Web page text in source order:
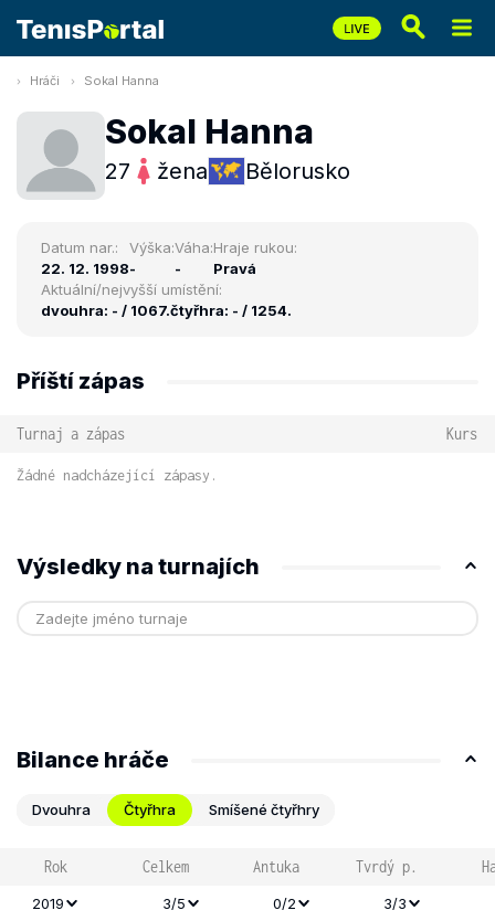
Hráči Sokal Hanna
Sokal Hanna
27 žena Bělorusko
Datum nar.:
22. 12. 1998
Výška:
-
Váha:
-
Hraje rukou:
Pravá
Aktuální/nejvyšší umístění:
dvouhra: - / 1067.čtyřhra: - / 1254.
Příští zápas
Turnaj a zápas Kurs
Žádné nadcházející zápasy.
Výsledky na turnajích
Bilance hráče
Dvouhra Čtyřhra Smíšené čtyřhry
Rok Celkem Antuka Tvrdý p.
2019 3/5 0/2
3/3